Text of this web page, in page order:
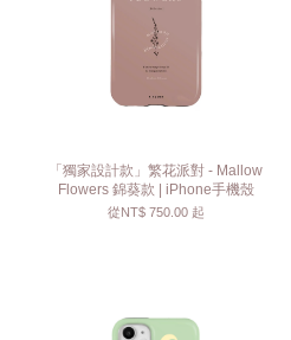
「獨家設計款」繁花派對 - Mallow
Flowers 錦葵款 | iPhone手機殼
從NT$ 750.00 起